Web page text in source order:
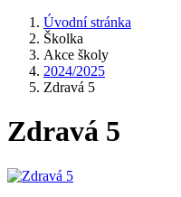
Úvodní stránka
Školka
Akce školy
2024/2025
Zdravá 5
Zdravá 5